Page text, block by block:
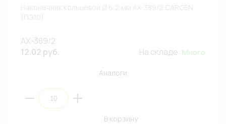
AX-389/2
12.02 руб.
На складе: Много
Аналоги
В корзину